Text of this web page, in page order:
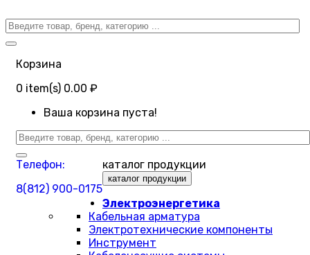
Корзина
0 item(s) 0.00 ₽
Ваша корзина пуста!
Телефон:
8(812) 900-0175
каталог продукции
каталог продукции
Электроэнергетика
Кабельная арматура
Электротехнические компоненты
Инструмент